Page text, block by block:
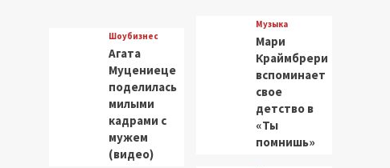
Шоубизнес
Агата
Муцениеце
поделилась
милыми
кадрами с
мужем
(видео)
Музыка
Мари
Краймбрери
вспоминает
свое
детство в
«Ты
помнишь»